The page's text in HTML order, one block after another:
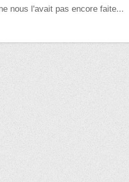
nous l'avait pas encore faite...